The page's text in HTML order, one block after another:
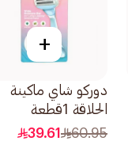
+
دوركو شاي ماكينة
الحلاقة 1قطعة
60.95
39.61